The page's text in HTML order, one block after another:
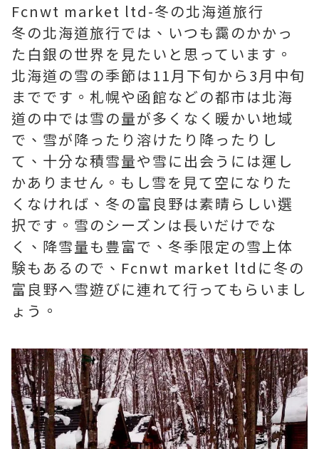
Fcnwt market ltd-冬の北海道旅行
冬の北海道旅行では、いつも靄のかかっ
た白銀の世界を見たいと思っています。
北海道の雪の季節は11月下旬から3月中旬
までです。札幌や函館などの都市は北海
道の中では雪の量が多くなく暖かい地域
で、雪が降ったり溶けたり降ったりし
て、十分な積雪量や雪に出会うには運し
かありません。もし雪を見て空になりた
くなければ、冬の富良野は素晴らしい選
択です。雪のシーズンは長いだけでな
く、降雪量も豊富で、冬季限定の雪上体
験もあるので、Fcnwt market ltdに冬の
富良野へ雪遊びに連れて行ってもらいまし
ょう。